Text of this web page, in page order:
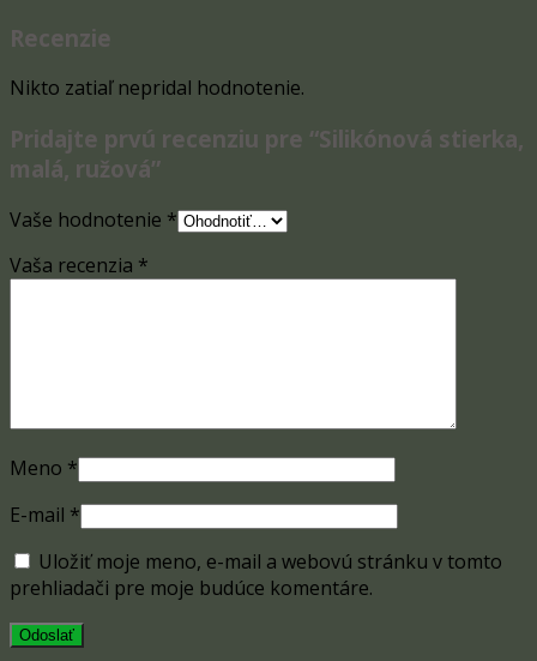
Recenzie
Nikto zatiaľ nepridal hodnotenie.
Pridajte prvú recenziu pre “Silikónová stierka,
malá, ružová”
Vaše hodnotenie *
Vaša recenzia *
Meno *
E-mail *
Uložiť moje meno, e-mail a webovú stránku v tomto
prehliadači pre moje budúce komentáre.